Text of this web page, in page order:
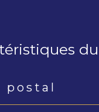
postal